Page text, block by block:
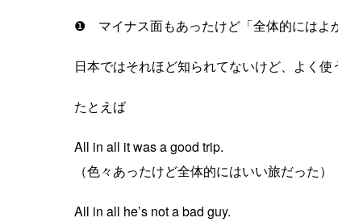
❶ マイナス面もあったけど「全体的にはよ
日本ではそれほど知られてないけど、よく使
たとえば
All in all it was a good trip.
（色々あったけど全体的にはいい旅だった）
All in all he’s not a bad guy.